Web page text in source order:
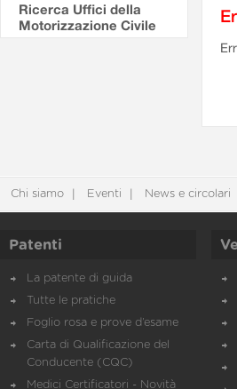
Ricerca Uffici della
Motorizzazione Civile
Chi siamo Eventi News e circolari
Patenti
La patente di guida
Tutte le pratiche
Foglio rosa e prove d’esame
Carta di Qualificazione del
Conducente (CQC)
Medici Certificatori - Novità